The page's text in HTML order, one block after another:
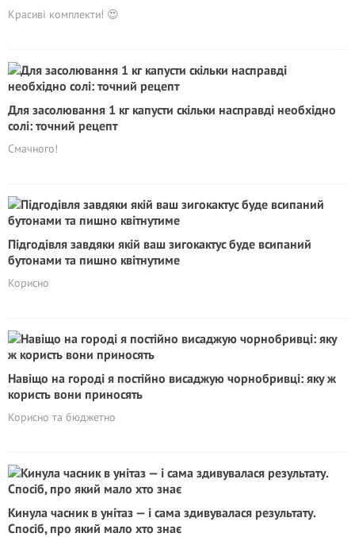
Красиві комплекти! 😍
Для засолювання 1 кг капусти скільки насправді необхідно
солі: точний рецепт
Смачного!
Підгодівля завдяки якій ваш зигокактус буде всипаний
бутонами та пишно квітнутиме
Корисно
Навіщо на городі я постійно висаджую чорнобривці: яку ж
користь вони приносять
Корисно та бюджетно
Кинула часник в унітаз — і сама здивувалася результату.
Спосіб, про який мало хто знає